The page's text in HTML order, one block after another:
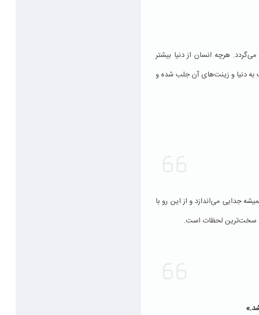
هرچه انسان از دنیا بیشتر
به دنیا و زینت‌های آن جلب شده و
جدایی می‌اندازد و از این رو با
سخت‌ترین لحظات است.